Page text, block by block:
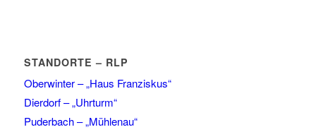
STANDORTE – RLP
Oberwinter – „Haus Franziskus“
Dierdorf – „Uhrturm“
Puderbach – „Mühlenau“